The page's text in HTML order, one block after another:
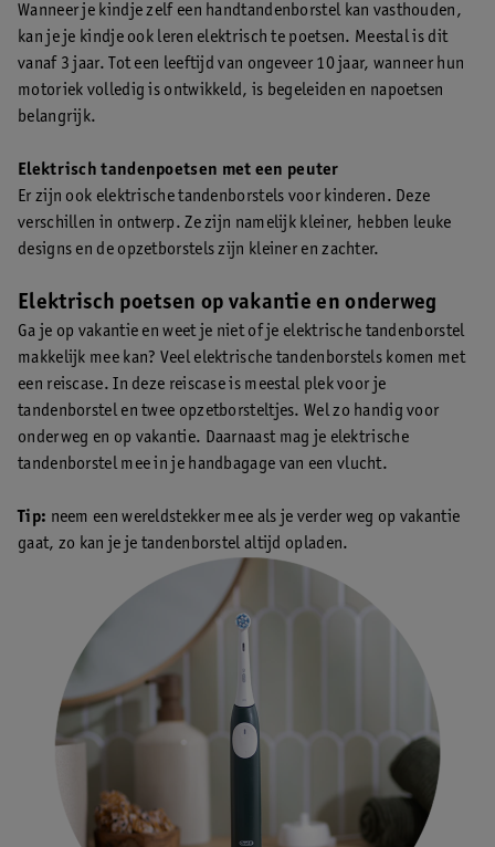
Wanneer je kindje zelf een handtandenborstel kan vasthouden,
kan je je kindje ook leren elektrisch te poetsen. Meestal is dit
vanaf 3 jaar. Tot een leeftijd van ongeveer 10 jaar, wanneer hun
motoriek volledig is ontwikkeld, is begeleiden en napoetsen
belangrijk.
Elektrisch tandenpoetsen met een peuter
Er zijn ook elektrische tandenborstels voor kinderen. Deze
verschillen in ontwerp. Ze zijn namelijk kleiner, hebben leuke
designs en de opzetborstels zijn kleiner en zachter.
Elektrisch poetsen op vakantie en onderweg
Ga je op vakantie en weet je niet of je elektrische tandenborstel
makkelijk mee kan? Veel elektrische tandenborstels komen met
een reiscase. In deze reiscase is meestal plek voor je
tandenborstel en twee opzetborsteltjes. Wel zo handig voor
onderweg en op vakantie. Daarnaast mag je elektrische
tandenborstel mee in je handbagage van een vlucht.
Tip: neem een wereldstekker mee als je verder weg op vakantie
gaat, zo kan je je tandenborstel altijd opladen.